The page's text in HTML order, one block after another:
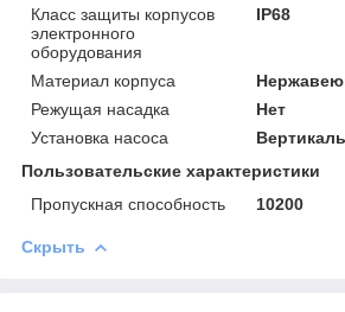
Класс защиты корпусов
электронного
оборудования
IP68
Материал корпуса
Режущая насадка
Нет
Установка насоса
Пользовательские характеристики
Пропускная способность
10200
Скрыть